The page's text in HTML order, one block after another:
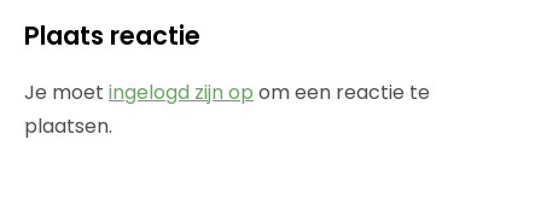
Plaats reactie
Je moet ingelogd zijn op om een reactie te
plaatsen.